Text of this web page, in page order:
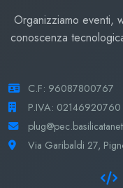
Organizziamo eventi,
conoscenza
C.F: 96087800767
P.IVA: 02146920760
Via Garibaldi 27,